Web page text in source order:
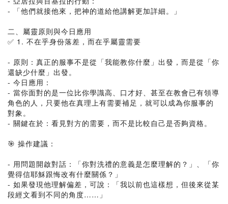
- 「他們就接他來，把神的道給他講解更加詳細。」
二、屬靈原則與今日應用
✅ 1. 不在乎身份落差，而在乎屬靈需要
- 原則：真正的服事不是從「我能教你什麼」出發，而是從「你
還缺少什麼」出發。
- 今日應用：
- 當你面對的是一位比你學識高、口才好、甚至在教會已有領導
角色的人，只要他在真理上有需要補足，就可以成為你服事的
對象。
- 關鍵在於：看見對方的需要，而不是比較自己是否夠資格。
🎯 操作建議：
- 用問題開啟對話：「你對洗禮的意義是怎麼理解的？」、「你
覺得信耶穌跟悔改有什麼關係？」
- 如果發現他理解偏差，可說：「我以前也這樣想，但後來從某
段經文看到不同的角度……」